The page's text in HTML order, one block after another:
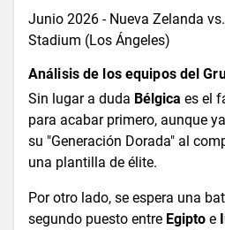
Junio 2026 - Nueva Zelanda
Stadium (Los Ángeles)
Análisis de los equipos del
Sin lugar a duda Bélgica es el
para acabar primero, aunque
su "Generación Dorada" al
una plantilla de élite.
Por otro lado, se espera una
segundo puesto entre Egipto e